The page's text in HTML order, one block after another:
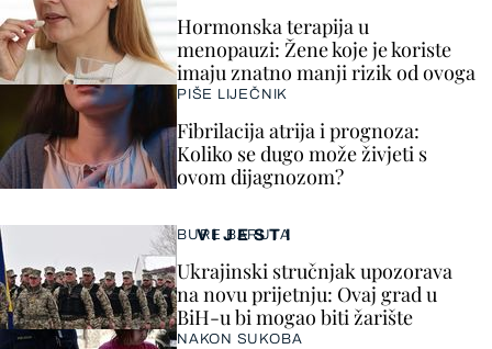
VIJESTI
BURE BARUTA
Ukrajinski stručnjak upozorava
na novu prijetnju: Ovaj grad u
BiH-u bi mogao biti žarište
NAKON SUKOBA
Hormonska terapija u
menopauzi: Žene koje je koriste
imaju znatno manji rizik od ovoga
PIŠE LIJEČNIK
Fibrilacija atrija i prognoza:
Koliko se dugo može živjeti s
ovom dijagnozom?